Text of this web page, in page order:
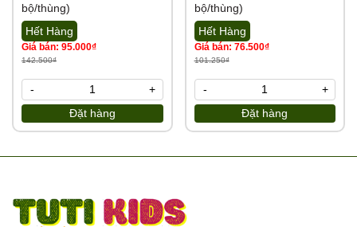
bộ/thùng)
Hết Hàng
Giá bán: 95.000₫
142.500₫
Đặt hàng
- +
bộ/thùng)
Hết Hàng
Giá bán: 76.500₫
101.250₫
Đặt hàng
- +